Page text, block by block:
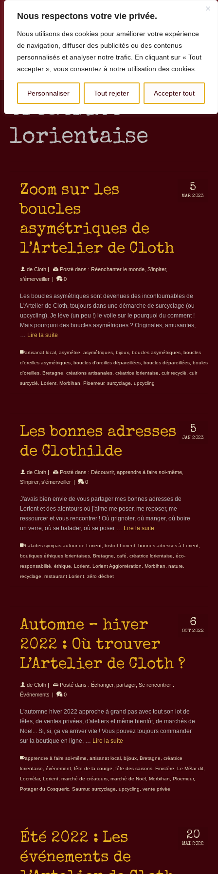
Nous respectons votre vie privée.
Nous utilisons des cookies pour améliorer votre expérience
de navigation, diffuser des publicités ou des contenus
personnalisés et analyser notre trafic. En cliquant sur « Tout
accepter », vous consentez à notre utilisation des cookies.
Personnaliser Tout rejeter Accepter tout
Menu
créatrice
lorientaise
5
MAR 2023
Zoom sur les
boucles
asymétriques de
l’Artelier de Cloth
de Cloth | Posté dans : Réenchanter le monde S'inpirer,
s'émerveiller | 0
Les boucles asymétriques sont devenues des incontournables de
L'Artelier de Cloth, toujours dans une démarche de surcyclage (ou
upcycling). Je lève (un peu !) le voile sur le pourquoi du comment !
Mais pourquoi des boucles asymétriques ? Originales, amusantes,
Lire la suite
artisanat local asymétrie asymétriques bijoux boucles asymétriques boucles
d'oreilles asymétriques boucles d'oreilles dépareillées boucles dépareillées boules
d'oreilles Bretagne créations artisanales créatrice lorientaise cuir recyclé
cuir
surcyclé
Lorient Morbihan Ploemeur, surcyclage upcycling
5
JAN 2023
Les bonnes adresses
de Clothilde
de Cloth | Posté dans : Découvrir, apprendre à faire soi-même
S'inpirer, s'émerveiller | 0
J'avais bien envie de vous partager mes bonnes adresses de
Lorient et des alentours où j'aime me poser, me reposer, me
ressourcer et vous rencontrer ! Où grignoter, où manger, où boire
un verre, où se balader, où se poser … Lire la suite
balades sympas autour de Lorient bistrot Lorient bonnes adresses à Lorient
boutiques éthiques lorientaises Bretagne café créatrice lorientaise
éco-
responsabilité
éthique Lorient Lorient Agglomération Morbihan nature
recyclage
restaurant Lorient zéro déchet
6
OCT 2022
Automne – hiver
2022 : Où trouver
L’Artelier de Cloth ?
de Cloth | Posté dans : Échanger, partager, Se rencontrer :
Événements | 0
L'automne hiver 2022 approche à grand pas avec tout son lot de
fêtes, de ventes privées, d'ateliers et même bientôt, de marchés de
Noël... Si, si, ça va arriver vite ! Vous pouvez toujours commander
sur la boutique en ligne, … Lire la suite
apprendre à faire soi-même artisanat local bijoux Bretagne
créatrice
lorientaise
événement fête de la courge fête des saisons Finistère Le Mélar dit
Locmélar, Lorient marché de créateurs marché de Noël Morbihan Ploemeur,
Potager du Cosqueric Saumur, surcyclage upcycling vente privée
20
MAI 2022
Été 2022 : Les
événements de